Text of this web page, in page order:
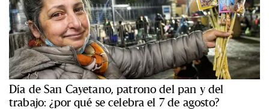
Día de San Cayetano, patrono del pan y del
trabajo: ¿por qué se celebra el 7 de agosto?